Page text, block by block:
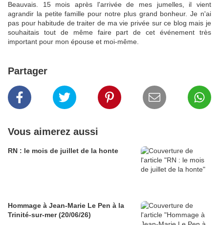
Beauvais. 15 mois après l'arrivée de mes jumelles, il vient
agrandir la petite famille pour notre plus grand bonheur. Je n'ai
pas pour habitude de traiter de ma vie privée sur ce blog mais je
souhaitais tout de même faire part de cet événement très
important pour mon épouse et moi-même.
Partager
Vous aimerez aussi
RN : le mois de juillet de la honte
Hommage à Jean-Marie Le Pen à la
Trinité-sur-mer (20/06/26)